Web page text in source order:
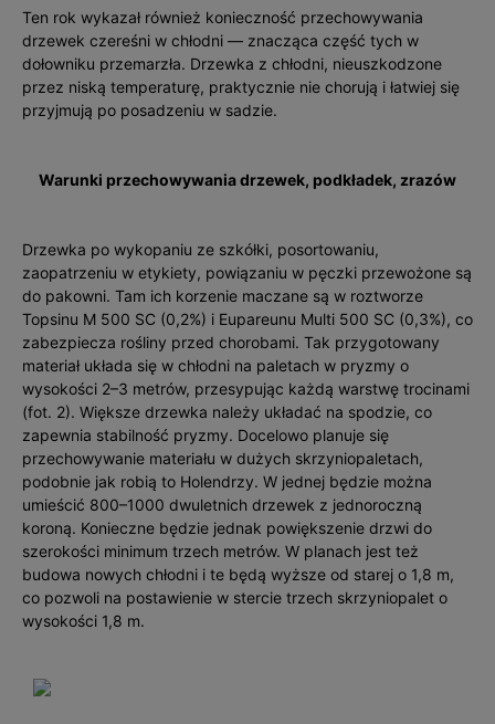
Ten rok wykazał również konieczność przechowywania
drzewek czereśni w chłodni — znacząca część tych w
dołowniku przemarzła. Drzewka z chłodni, nieuszkodzone
przez niską temperaturę, praktycznie nie chorują i łatwiej się
przyjmują po posadzeniu w sadzie.
Warunki przechowywania drzewek, podkładek, zrazów
Drzewka po wykopaniu ze szkółki, posortowaniu,
zaopatrzeniu w etykiety, powiązaniu w pęczki przewożone są
do pakowni. Tam ich korzenie maczane są w roztworze
Topsinu M 500 SC (0,2%) i Eupareunu Multi 500 SC (0,3%), co
zabezpiecza rośliny przed chorobami. Tak przygotowany
materiał układa się w chłodni na paletach w pryzmy o
wysokości 2–3 metrów, przesypując każdą warstwę trocinami
(fot. 2). Większe drzewka należy układać na spodzie, co
zapewnia stabilność pryzmy. Docelowo planuje się
przechowywanie materiału w dużych skrzyniopaletach,
podobnie jak robią to Holendrzy. W jednej będzie można
umieścić 800–1000 dwuletnich drzewek z jednoroczną
koroną. Konieczne będzie jednak powiększenie drzwi do
szerokości minimum trzech metrów. W planach jest też
budowa nowych chłodni i te będą wyższe od starej o 1,8 m,
co pozwoli na postawienie w stercie trzech skrzyniopalet o
wysokości 1,8 m.